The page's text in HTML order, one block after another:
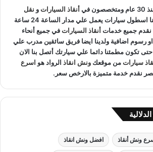
ورفع السيارات.
لدينا فريق خدمة عملاء يعمل علي مدار
و وناشين قادرين على التعامل مع كافة
انقاذسيارات الرواد نحنأسرع ونش انقاذ
السياراتسهل على عملائنا.
:
في أنقاذ السياراتو نقل
والمعدات ولدينا اسطول سيارات يعمل علي مدار الساعة 24 ساعة
نقدم جميع خدماتأنقاذ السياراتفي جميع أنحاء
او رسوم اضافية ولدينا ايضا فريق سائقين مدرب علي
تكون مطمئنا دائما علي سيارتك أتصل بنا الان
سياراتمن موقعك ونش انقاذ الرواد هو اسرع
نقدم خدمة متميزة بالارخص سعر.
ونش أنقاذ افضل ونش انقاذ